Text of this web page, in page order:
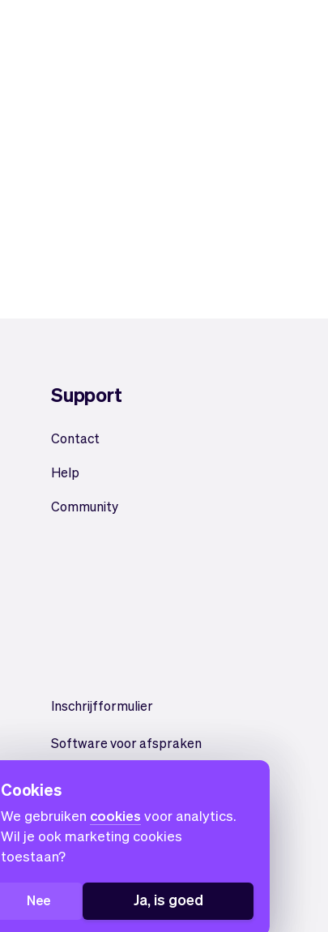
Support
Contact
Help
Community
Inschrijfformulier
Software voor afspraken
Cookies
We gebruiken cookies voor analytics.
Wil je ook marketing cookies
toestaan?
Nee Ja, is goed